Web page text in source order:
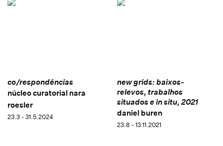
co/respondências
núcleo curatorial nara
roesler
23.3 - 31.5.2024
new grids: baixos-
relevos, trabalhos
situados e in situ, 2021
daniel buren
23.8 - 13.11.2021